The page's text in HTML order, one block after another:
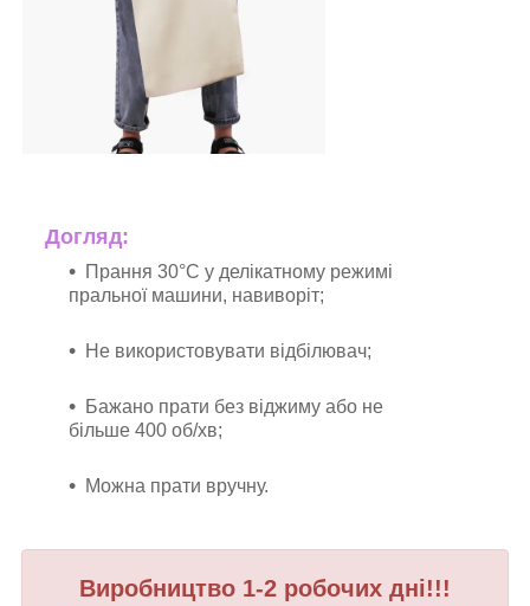
Догляд:
Прання 30°C у делікатному режимі
пральної машини, навиворіт;
Не використовувати відбілювач;
Бажано прати без віджиму або не
більше 400 об/хв;
Можна прати вручну.
Виробництво 1-2 робочих дні!!!